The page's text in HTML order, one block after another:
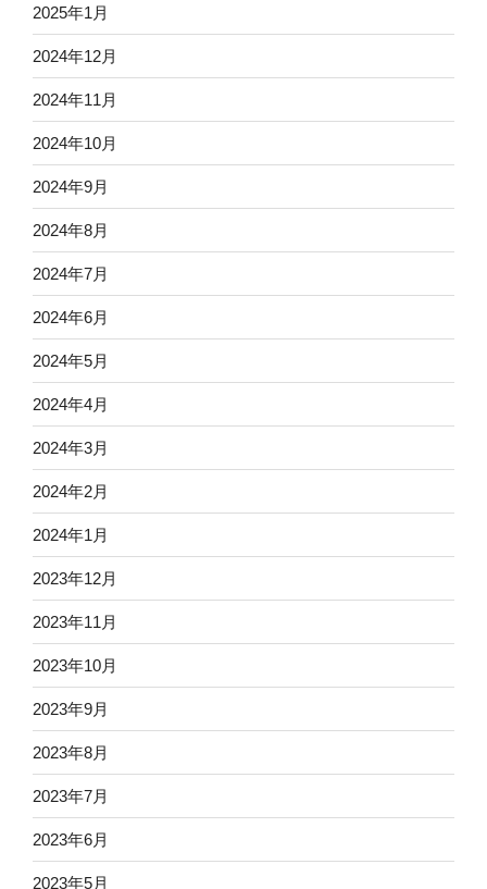
2025年1月
2024年12月
2024年11月
2024年10月
2024年9月
2024年8月
2024年7月
2024年6月
2024年5月
2024年4月
2024年3月
2024年2月
2024年1月
2023年12月
2023年11月
2023年10月
2023年9月
2023年8月
2023年7月
2023年6月
2023年5月